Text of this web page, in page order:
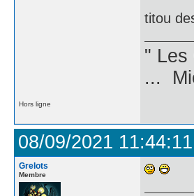
titou
" Les
...
Hors ligne
08/09/2021 11:44:11
Grelots
Membre